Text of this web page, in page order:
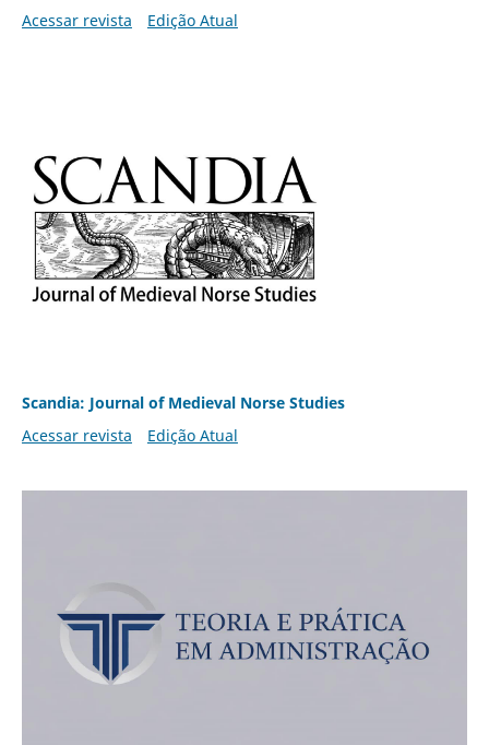
Acessar revista
Edição Atual
Scandia: Journal of Medieval Norse Studies
Acessar revista
Edição Atual